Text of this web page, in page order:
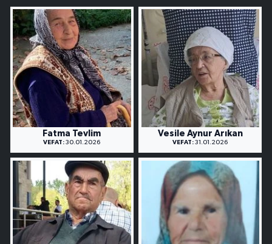
Fatma Tevlim
VEFAT: 30.01.2026
Vesile Aynur Arıkan
VEFAT: 31.01.2026